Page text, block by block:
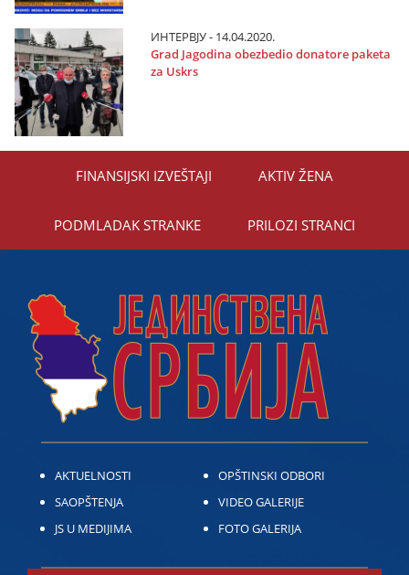
ИНТЕРВЈУ - 14.04.2020.
Grad Јagodina obezbedio donatore paketa
za Uskrs
FINANSIЈSKI IZVEŠTAЈI AKTIV ŽENA
PODMLADAK STRANKE PRILOZI STRANCI
AKTUELNOSTI
SAOPŠTENJA
JS U MEDIJIMA
OPŠTINSKI ODBORI
VIDEO GALERIJE
FOTO GALERIJA